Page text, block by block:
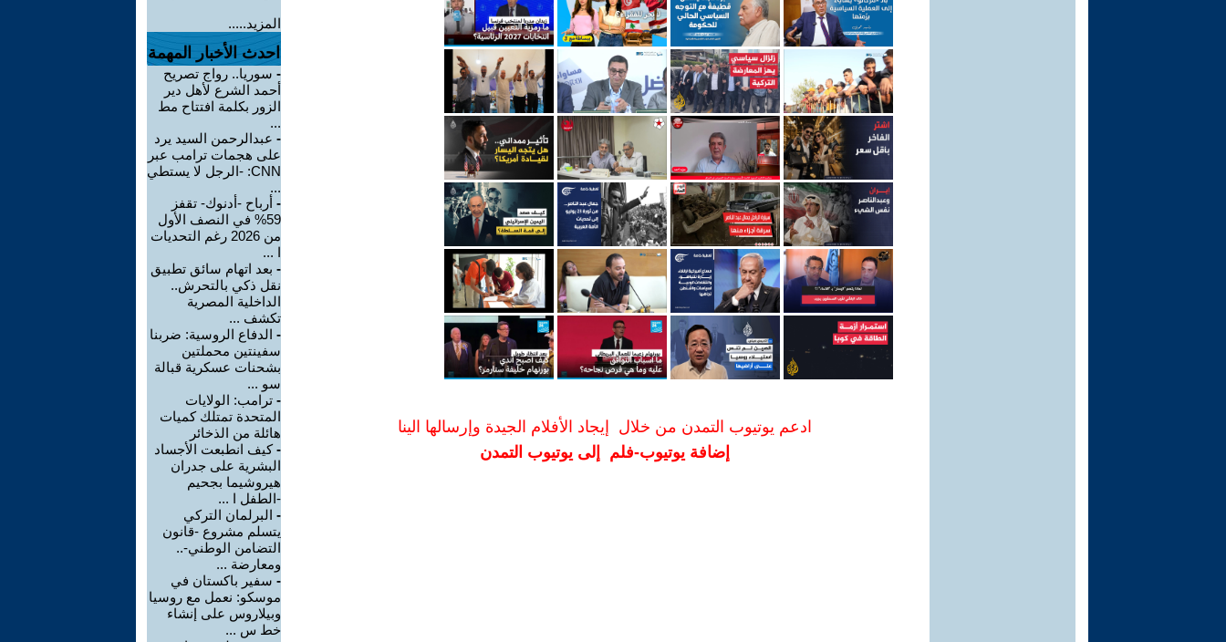
ادعم يوتيوب التمدن من خلال إيجاد الأفلام الجيدة وإرسالها الينا
إضافة يوتيوب-فلم إلى يوتيوب التمدن
المزيد.....
احدث الأخبار المهمة
- سوريا.. رواج تصريح
أحمد الشرع لأهل دير
الزور بكلمة افتتاح مط
...
- عبدالرحمن السيد يرد
على هجمات ترامب عبر
CNN: -الرجل لا يستطي
...
- أرباح -أدنوك- تقفز
59% في النصف الأول
من 2026 رغم التحديات
ا ...
- بعد اتهام سائق تطبيق
نقل ذكي بالتحرش..
الداخلية المصرية
تكشف ...
- الدفاع الروسية: ضربنا
سفينتين محملتين
بشحنات عسكرية قبالة
سو ...
- ترامب: الولايات
المتحدة تمتلك كميات
هائلة من الذخائر
-كيف انطبعت الأجساد
البشرية على جدران
هيروشيما بجحيم
-الطفل ا ...
- البرلمان التركي
يتسلم مشروع -قانون
التضامن الوطني-..
ومعارضة ...
- سفير باكستان في
موسكو: نعمل مع روسيا
وبيلاروس على إنشاء
خط س ...